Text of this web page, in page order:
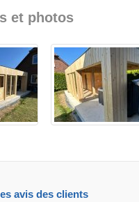
et photos
avis des clients